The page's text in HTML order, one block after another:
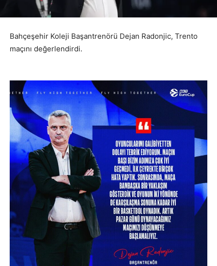
Bahçeşehir Koleji Başantrenörü Dejan Radonjic, Trento
maçını değerlendirdi.